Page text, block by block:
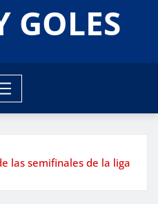
GOLES
las semifinales de la liga